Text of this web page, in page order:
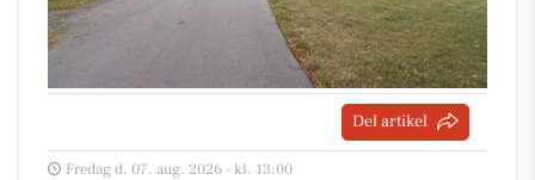
Del artikel
Fredag d. 07. aug. 2026 - kl. 13:00